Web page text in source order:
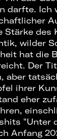
darfte. Ich
Stärke des
wilder
hat die
Der
aber
ihrer
eher
"Unter
Anfang